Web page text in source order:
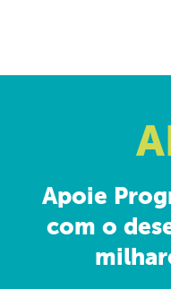
Apoie
com o